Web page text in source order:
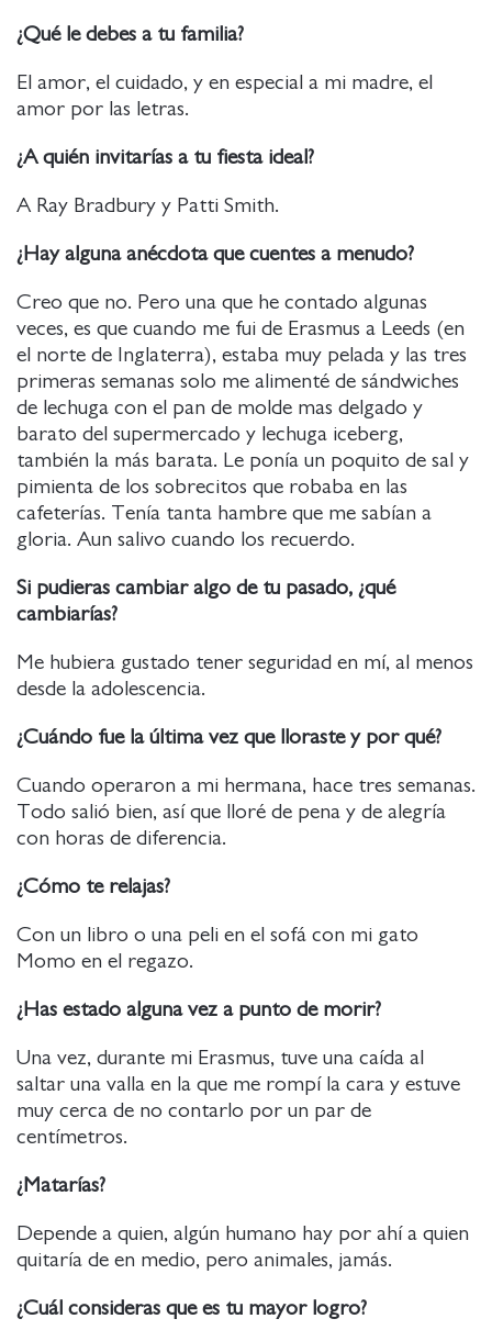
¿Qué le debes a tu familia?
El amor, el cuidado, y en especial a mi madre, el
amor por las letras.
¿A quién invitarías a tu fiesta ideal?
A Ray Bradbury y Patti Smith.
¿Hay alguna anécdota que cuentes a menudo?
Creo que no. Pero una que he contado algunas
veces, es que cuando me fui de Erasmus a Leeds (en
el norte de Inglaterra), estaba muy pelada y las tres
primeras semanas solo me alimenté de sándwiches
de lechuga con el pan de molde mas delgado y
barato del supermercado y lechuga iceberg,
también la más barata. Le ponía un poquito de sal y
pimienta de los sobrecitos que robaba en las
cafeterías. Tenía tanta hambre que me sabían a
gloria. Aun salivo cuando los recuerdo.
Si pudieras cambiar algo de tu pasado, ¿qué
cambiarías?
Me hubiera gustado tener seguridad en mí, al menos
desde la adolescencia.
¿Cuándo fue la última vez que lloraste y por qué?
Cuando operaron a mi hermana, hace tres semanas.
Todo salió bien, así que lloré de pena y de alegría
con horas de diferencia.
¿Cómo te relajas?
Con un libro o una peli en el sofá con mi gato
Momo en el regazo.
¿Has estado alguna vez a punto de morir?
Una vez, durante mi Erasmus, tuve una caída al
saltar una valla en la que me rompí la cara y estuve
muy cerca de no contarlo por un par de
centímetros.
¿Matarías?
Depende a quien, algún humano hay por ahí a quien
quitaría de en medio, pero animales, jamás.
¿Cuál consideras que es tu mayor logro?